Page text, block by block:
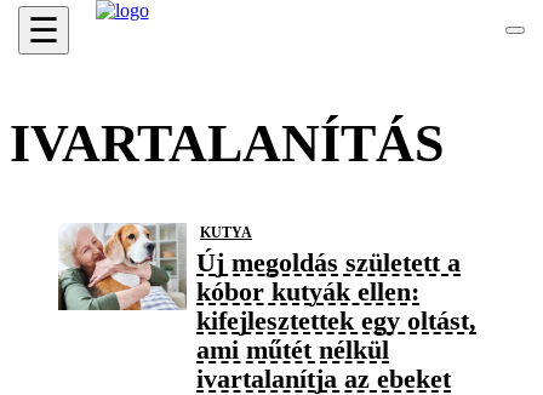
☰
IVARTALANÍTÁS
KUTYA
Új megoldás született a
kóbor kutyák ellen:
kifejlesztettek egy oltást,
ami műtét nélkül
ivartalanítja az ebeket